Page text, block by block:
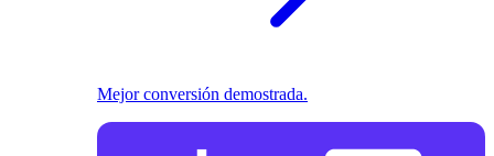
Mejor conversión demostrada.